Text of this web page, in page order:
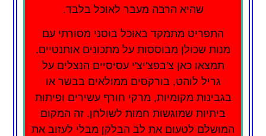
שהיא הרבה מעבר לאוכל בלבד.
התפריט מתמקד באוכל בוסני מסורתי עם
מנות שכולן מבוססות על מתכונים אותנטיים.
תמצאו כאן צ'בפצ'יצ'י עסיסיים הנצלים על
גריל לוהט, בורקסים ממולאים בבשר או
בגבינות מקומיות, מרקי חורף עשירים ופיתות
ביתיות שמוגשות חמות לשולחן. זה המקום
המושלם לטעום את לב הבלקן מבלי לעזוב את